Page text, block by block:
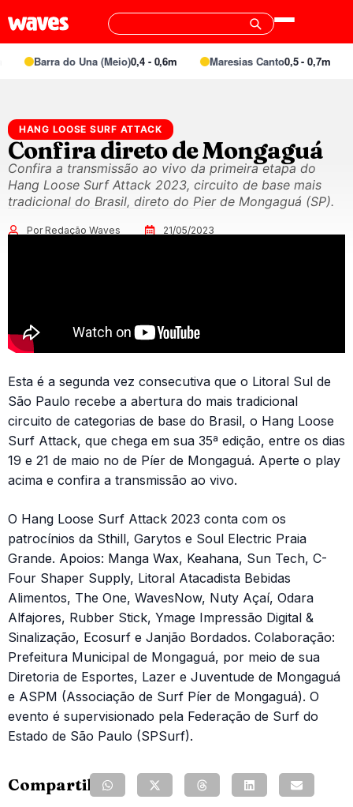
Barra do Una (Meio)0,4 - 0,6m Maresias Canto0,5 - 0,7m
HANG LOOSE SURF ATTACK
Confira direto de Mongaguá
Confira a transmissão ao vivo da primeira etapa do
Hang Loose Surf Attack 2023, circuito de base mais
tradicional do Brasil, direto do Pier de Mongaguá (SP).
Por Redação Waves 21/05/2023
Esta é a segunda vez consecutiva que o Litoral Sul de
São Paulo recebe a abertura do mais tradicional
circuito de categorias de base do Brasil, o Hang Loose
Surf Attack, que chega em sua 35ª edição, entre os dias
19 e 21 de maio no de Píer de Mongaguá. Aperte o play
acima e confira a transmissão ao vivo.
O Hang Loose Surf Attack 2023 conta com os
patrocínios da Sthill, Garytos e Soul Electric Praia
Grande. Apoios: Manga Wax, Keahana, Sun Tech, C-
Four Shaper Supply, Litoral Atacadista Bebidas
Alimentos, The One, WavesNow, Nuty Açaí, Odara
Alfajores, Rubber Stick, Ymage Impressão Digital &
Sinalização, Ecosurf e Janjão Bordados. Colaboração:
Prefeitura Municipal de Mongaguá, por meio de sua
Diretoria de Esportes, Lazer e Juventude de Mongaguá
e ASPM (Associação de Surf Píer de Mongaguá). O
evento é supervisionado pela Federação de Surf do
Estado de São Paulo (SPSurf).
Compartilhe: